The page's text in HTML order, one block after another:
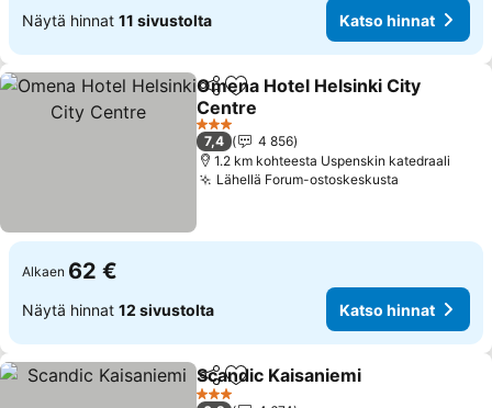
Näytä hinnat 11 sivustolta Katso hinnat
Jaa Lisää suosikkeihin
Omena Hotel Helsinki City
Centre
Katso hinnat
3 Tähtiluokitus
7,4
4 856
1.2 km kohteesta Uspenskin katedraali
Lähellä Forum-ostoskeskusta
Alkaen 62 €
Näytä hinnat 12 sivustolta Katso hinnat
Jaa Lisää suosikkeihin
Scandic Kaisaniemi
3 Tähtiluokitus